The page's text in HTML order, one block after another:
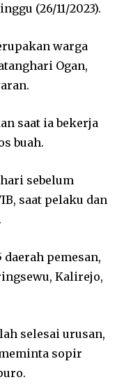
(26/11/2023).
warga
Ogan,
saat ia bekerja
buah.
sebelum
saat pelaku dan
pemesan,
Kalirejo,
selesai urusan,
sopir